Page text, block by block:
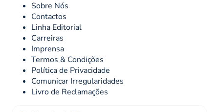
Sobre Nós
Contactos
Linha Editorial
Carreiras
Imprensa
Termos & Condições
Política de Privacidade
Comunicar Irregularidades
Livro de Reclamações